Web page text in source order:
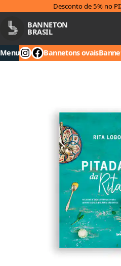
Desconto de 5% no
BANNETON
BRASIL
Menu Bannetons ovais